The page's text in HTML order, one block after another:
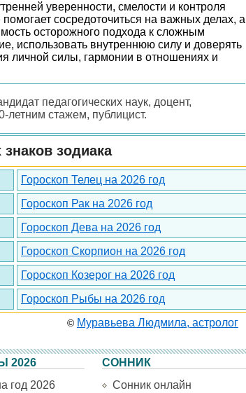
уверенности, смелости и контроля
сосредоточиться на важных делах, а
осторожного подхода к сложным
использовать внутреннюю силу и доверять
личной силы, гармонии в отношениях и
педагогических наук, доцент,
летним стажем, публицист.
зодиака
Гороскоп Телец на 2026 год
Гороскоп Рак на 2026 год
Гороскоп Дева на 2026 год
Гороскоп Скорпион на 2026 год
Гороскоп Козерог на 2026 год
Гороскоп Рыбы на 2026 год
© Муравьева Людмила, астролог
2026
год 2026
СОННИК
Сонник онлайн